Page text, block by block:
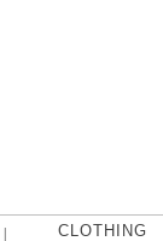
CLOTHING